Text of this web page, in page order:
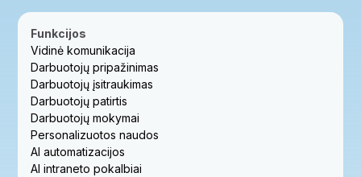
Funkcijos
Vidinė komunikacija
Darbuotojų pripažinimas
Darbuotojų įsitraukimas
Darbuotojų patirtis
Darbuotojų mokymai
Personalizuotos naudos
AI automatizacijos
AI intraneto pokalbiai